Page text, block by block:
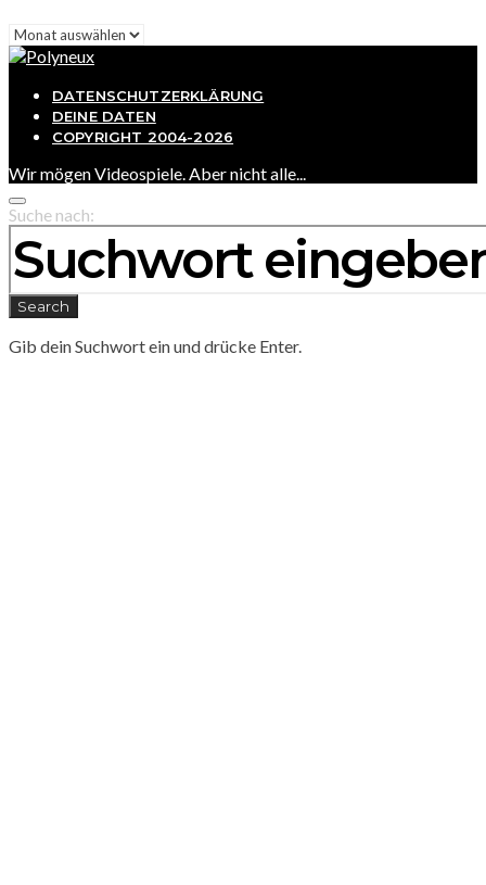
Archiv
DATENSCHUTZERKLÄRUNG
DEINE DATEN
COPYRIGHT 2004-2026
Wir mögen Videospiele. Aber nicht alle...
Suche nach:
Search
Gib dein Suchwort ein und drücke Enter.